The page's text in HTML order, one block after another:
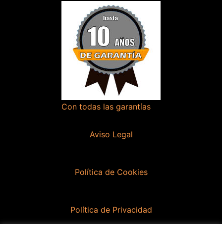
Con todas las garantías
Aviso Legal
Política de Cookies
Política de Privacidad